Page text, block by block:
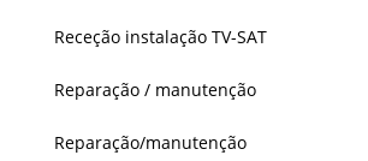
Receção instalação TV-SAT
Reparação / manutenção
Reparação/manutenção